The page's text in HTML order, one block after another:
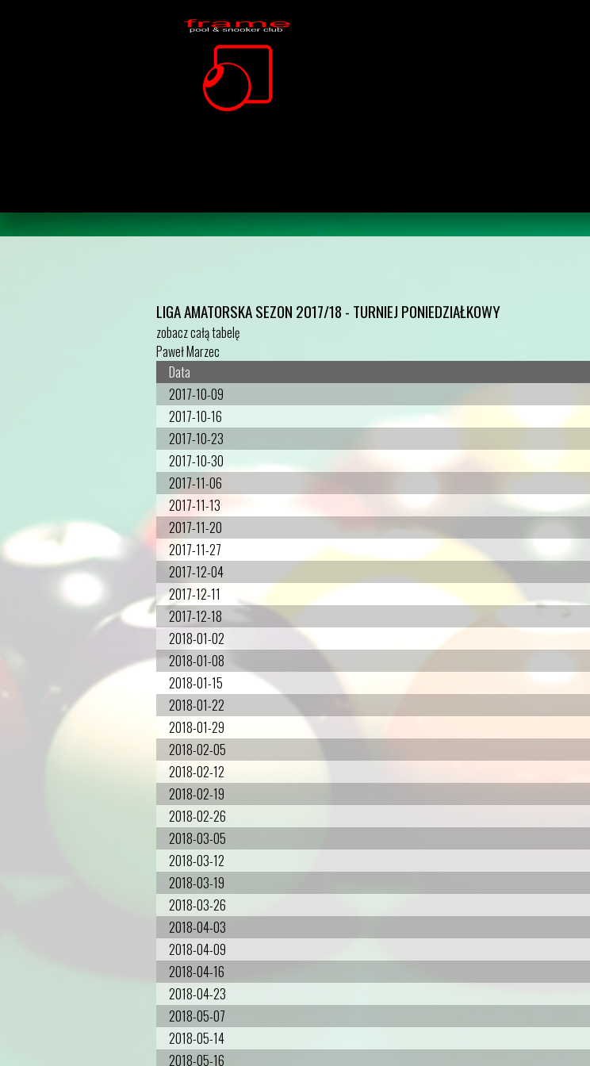
LIGA AMATORSKA SEZON 2017/18 - TURNIEJ PONIEDZIAŁKOWY
zobacz całą tabelę
Paweł Marzec
Data
2017-10-09
2017-10-16
2017-10-23
2017-10-30
2017-11-06
2017-11-13
2017-11-20
2017-11-27
2017-12-04
2017-12-11
2017-12-18
2018-01-02
2018-01-08
2018-01-15
2018-01-22
2018-01-29
2018-02-05
2018-02-12
2018-02-19
2018-02-26
2018-03-05
2018-03-12
2018-03-19
2018-03-26
2018-04-03
2018-04-09
2018-04-16
2018-04-23
2018-05-07
2018-05-14
2018-05-16